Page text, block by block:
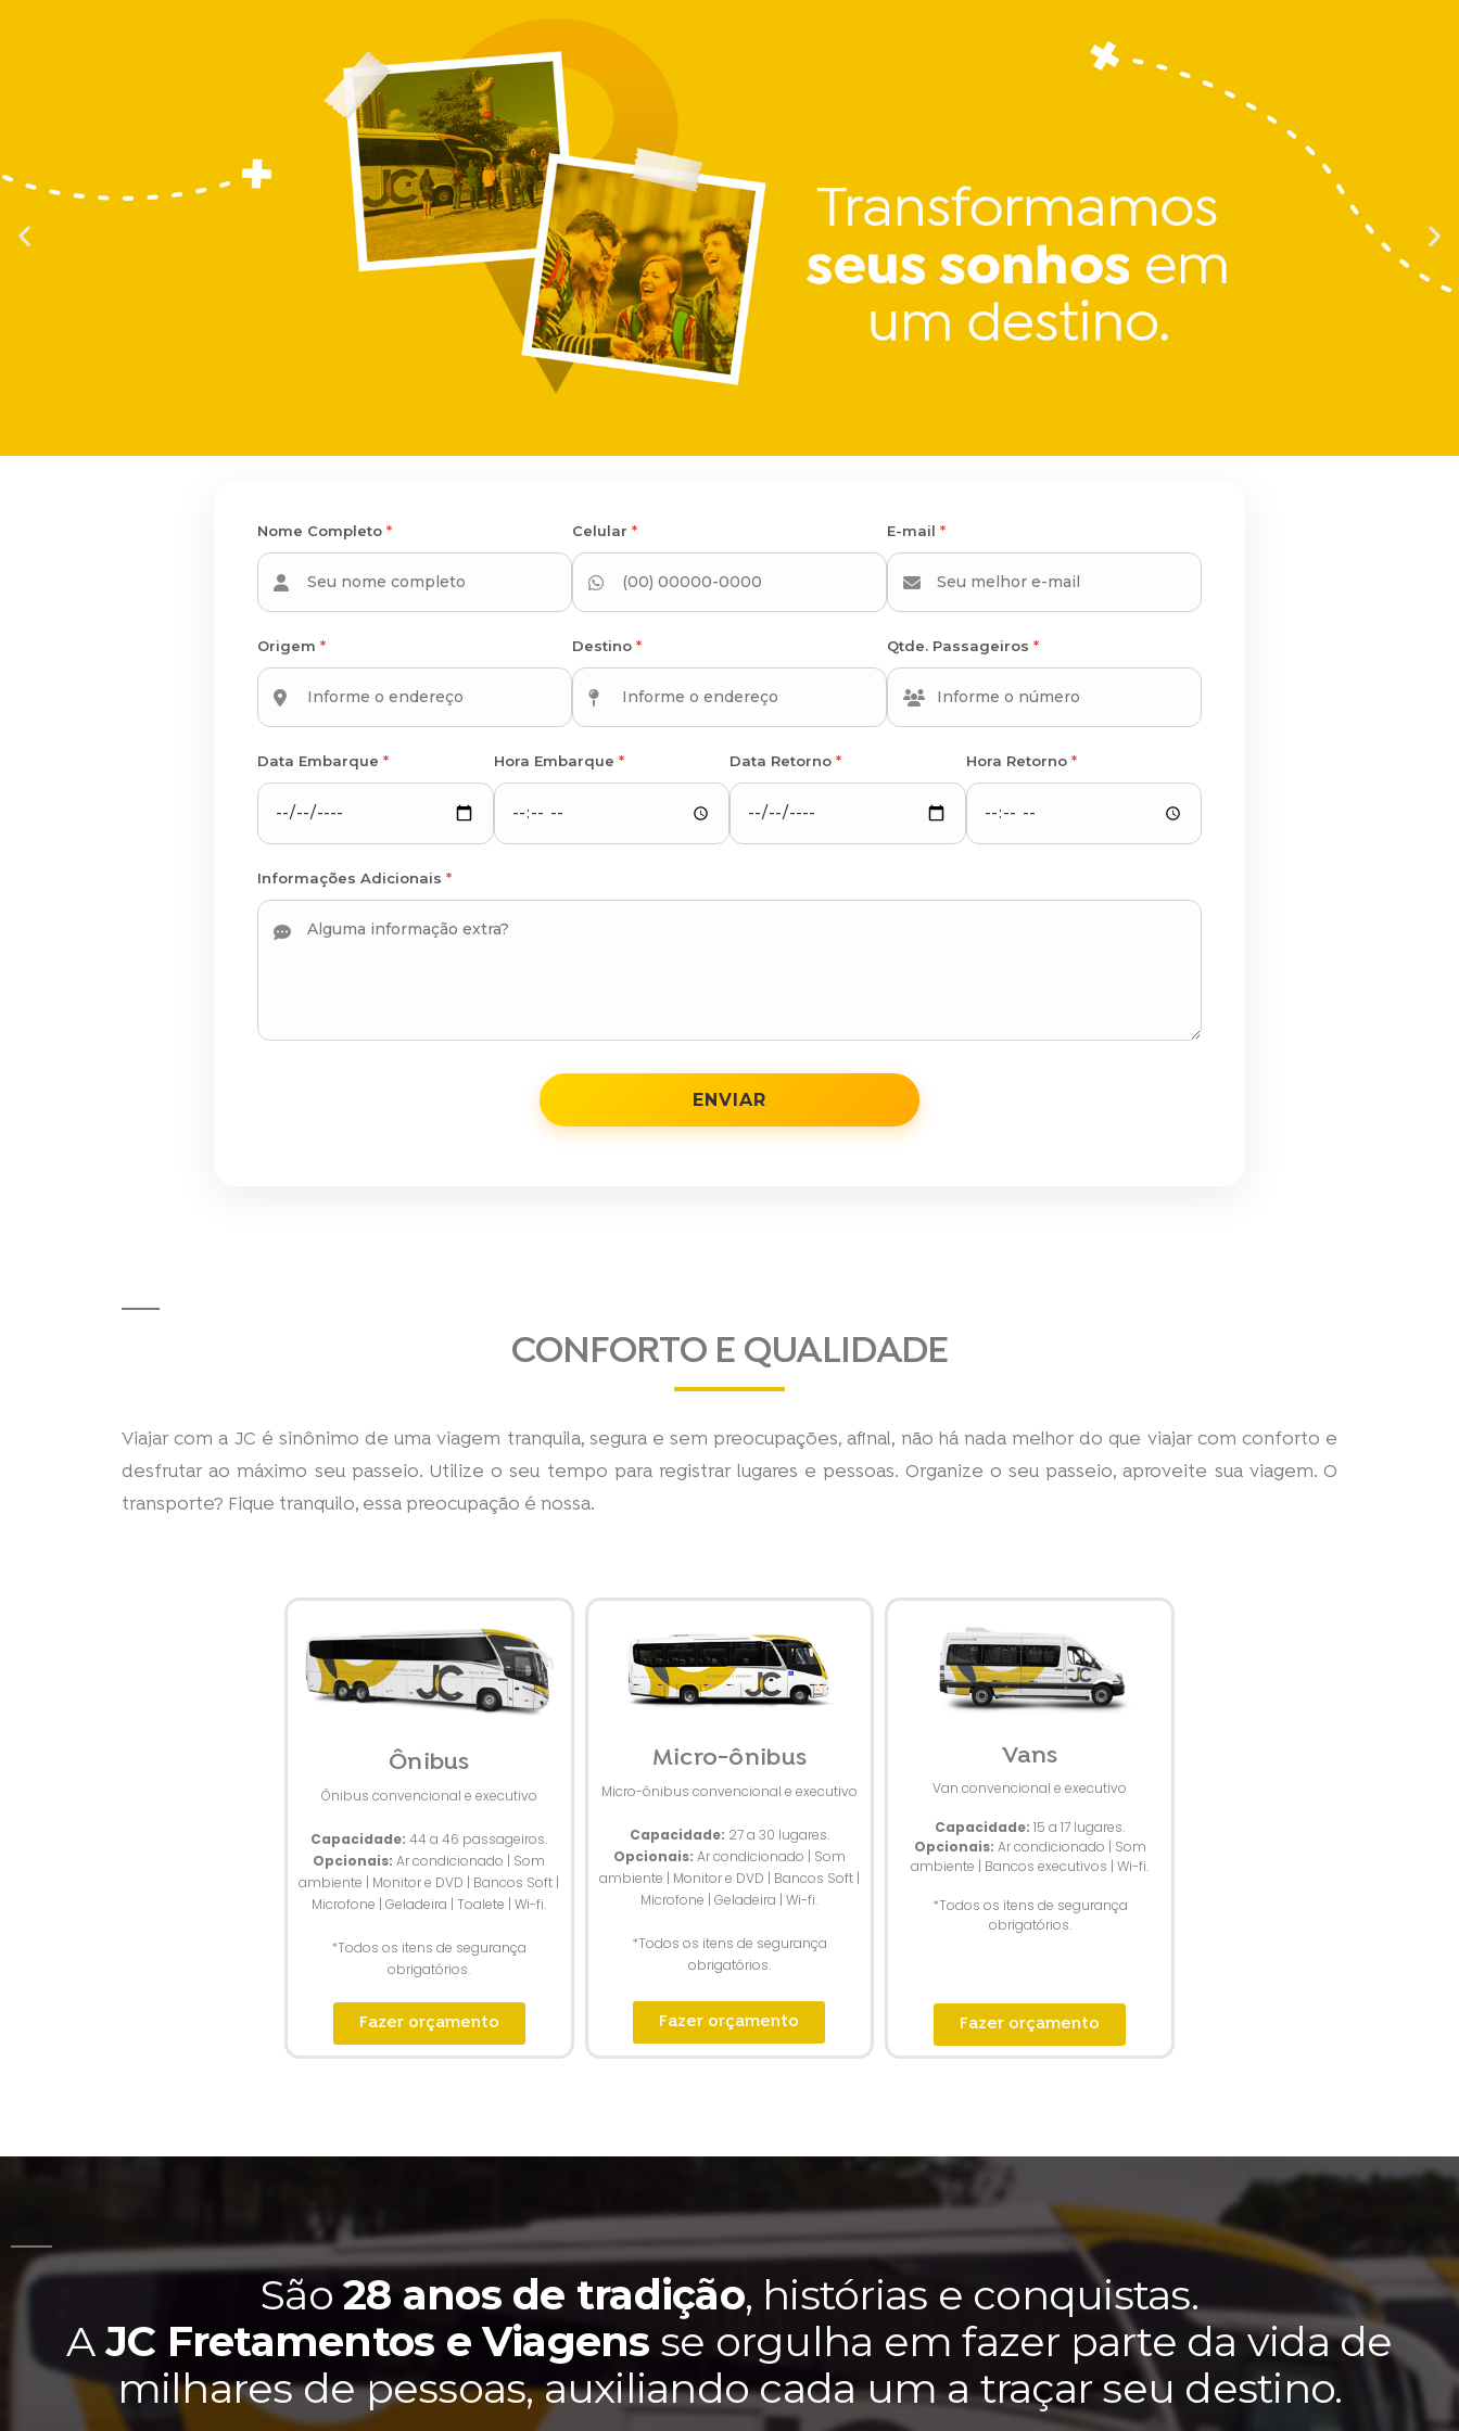
Nome Completo * Celular * E-mail *
Origem * Destino * Qtde. Passageiros *
Data Embarque * Hora Embarque * Data Retorno * Hora Retorno *
Informações Adicionais *
ENVIAR
CONFORTO E QUALIDADE
Viajar com a JC é sinônimo de uma viagem tranquila, segura e sem preocupações, afinal, não há nada melhor do que viajar com conforto e
desfrutar ao máximo seu passeio. Utilize o seu tempo para registrar lugares e pessoas. Organize o seu passeio, aproveite sua viagem. O
transporte? Fique tranquilo, essa preocupação é nossa.
Ônibus
Ônibus convencional e executivo
Capacidade: 44 a 46 passageiros.
Opcionais: Ar condicionado | Som
ambiente | Monitor e DVD | Bancos Soft |
Microfone | Geladeira | Toalete | Wi-fi.
*Todos os itens de segurança
obrigatórios.
Fazer orçamento
Micro-ônibus
Micro-ônibus convencional e executivo
Capacidade: 27 a 30 lugares.
Opcionais: Ar condicionado | Som
ambiente | Monitor e DVD | Bancos Soft |
Microfone | Geladeira | Wi-fi.
*Todos os itens de segurança
obrigatórios.
Fazer orçamento
Vans
Van convencional e executivo
Capacidade: 15 a 17 lugares.
Opcionais: Ar condicionado | Som
ambiente | Bancos executivos | Wi-fi.
*Todos os itens de segurança
obrigatórios.
Fazer orçamento
São28 anos de tradição, histórias e conquistas.
AJC Fretamentos e Viagens se orgulha em fazer parte da vida de
milhares de pessoas, auxiliando cada um a traçar seu destino.